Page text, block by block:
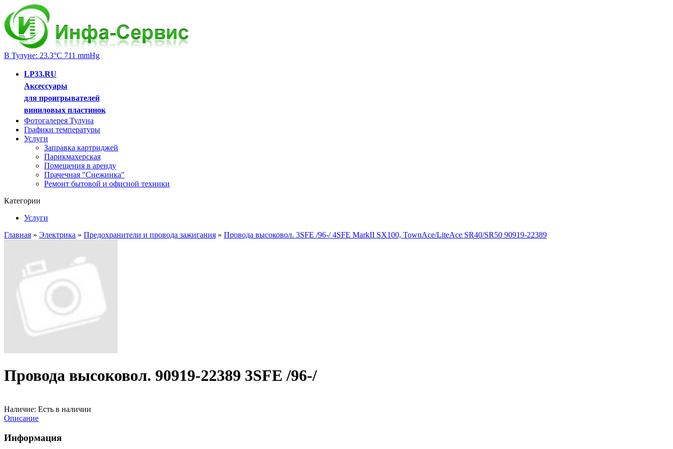
В Тулуне: 23.3°C 711 mmHg
LP33.RU
Аксессуары
для проигрывателей
виниловых пластинок
Фотогалерея Тулуна
Графики температуры
Услуги
Заправка картриджей
Парикмахерская
Помещения в аренду
Прачечная "Снежинка"
Ремонт бытовой и офисной техники
Категории
Услуги
Главная » Электрика » Предохранители и провода зажигания » Провода высоковол. 3SFE /96-/ 4SFE MarkII SX100, TownAce/LiteAce SR40/SR50 90919-22389
Провода высоковол. 90919-22389 3SFE /96-/
Наличие: Есть в наличии
Описание
Информация